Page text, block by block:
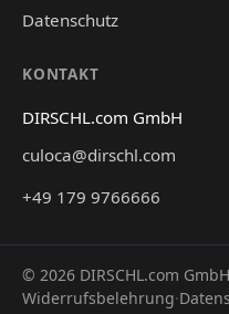
Datenschutz
KONTAKT
DIRSCHL.com GmbH
culoca@dirschl.com
+49 179 9766666
© 2026 DIRSCHL.com GmbH
Widerrufsbelehrung·